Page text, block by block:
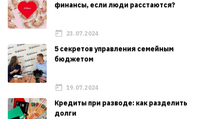
финансы, если люди расстаются?
23.07.2024
5 секретов управления семейным
бюджетом
19.07.2024
Кредиты при разводе: как разделить
долги